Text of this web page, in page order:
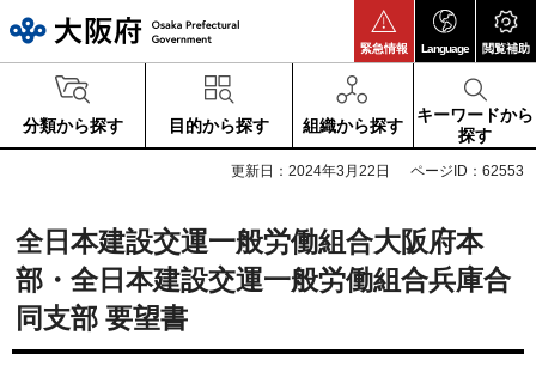
緊急情報 Language 閲覧補助
分類から探す 目的から探す 組織から探す
キーワードから
探す
更新日：2024年3月22日 ページID：62553
全日本建設交運一般労働組合大阪府本
部・全日本建設交運一般労働組合兵庫合
同支部 要望書